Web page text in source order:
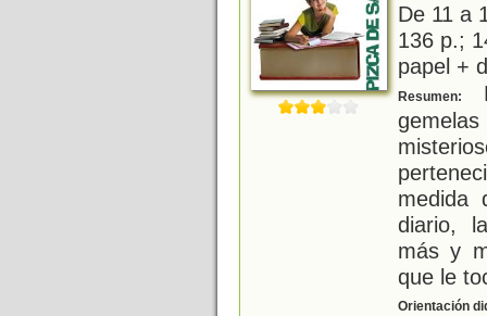
De 11 a
136 p.;
papel +
Resumen:
medida
diario,
más y
que le
Orientación